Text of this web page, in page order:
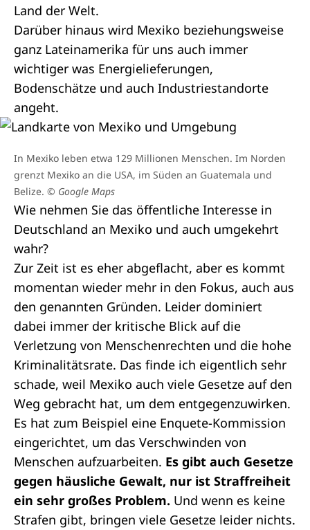
Land der Welt.
Darüber hinaus wird Mexiko beziehungsweise
ganz Lateinamerika für uns auch immer
wichtiger was Energielieferungen,
Bodenschätze und auch Industriestandorte
angeht.
In Mexiko leben etwa 129 Millionen Menschen. Im Norden
grenzt Mexiko an die USA, im Süden an Guatemala und
Belize. © Google Maps
Wie nehmen Sie das öffentliche Interesse in
Deutschland an Mexiko und auch umgekehrt
wahr?
Zur Zeit ist es eher abgeflacht, aber es kommt
momentan wieder mehr in den Fokus, auch aus
den genannten Gründen. Leider dominiert
dabei immer der kritische Blick auf die
Verletzung von Menschenrechten und die hohe
Kriminalitätsrate. Das finde ich eigentlich sehr
schade, weil Mexiko auch viele Gesetze auf den
Weg gebracht hat, um dem entgegenzuwirken.
Es hat zum Beispiel eine Enquete-Kommission
eingerichtet, um das Verschwinden von
Menschen aufzuarbeiten. Es gibt auch Gesetze
gegen häusliche Gewalt, nur ist Straffreiheit
ein sehr großes Problem. Und wenn es keine
Strafen gibt, bringen viele Gesetze leider nichts.